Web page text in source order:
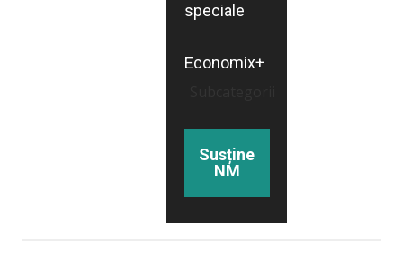
speciale
Economix+
Susține
NM